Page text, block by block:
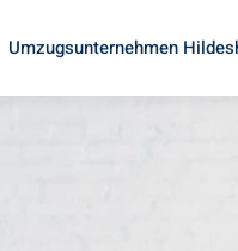
Umzugsunternehmen